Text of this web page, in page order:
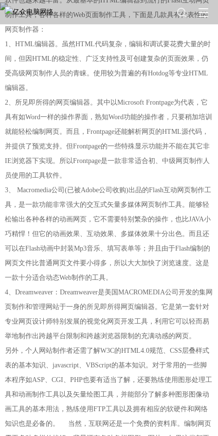
制作工具，各种各样的Web页面制作工具，下面是几款具有代表性的
网页制作器：
1、HTML编辑器。虽然HTML代码复杂，编辑和调试要花费大量的时
间，但因HTML的稳定性、广泛支持性及可创建复杂的页面效果，仍
受高级网页制作人员的青睐。使用较为普遍的有Hotdog等专业HTML
编辑器。
2、所见即所得的网页编辑器。其中以Microsoft Frontpage为代表，它
具有如Word一样的操作界面，熟知Word功能的操作者，只要稍加培训
就能轻松编制网页。而且，Frontpage还能解析网页的HTML源代码，
并提供了预览支持。但Frontpage的一些特殊显示功能并不能在其它非
IE浏览器下实现。所以Frontpage是一款非常适合初、中级网页制作人
员使用的工具软件。
3、 Macromedia公司(已被Adobe公司收购)出品的Flash互动网页制作工
具，是一款功能非常强大的交互式矢量多媒体网页制作工具。能够轻
松输出各种各样的动画网页，它不需要特别繁杂的操作，也比JAVA小
巧精悍！但它的动画效果、互动效果、多媒体效果十分出色。而且还
可以在Flash动画中封装Mp3音乐、填写表单等；并且由于Flash编制的
网页文件比普通网页文件要小得多，所以大大加快了浏览速度。这是
一款十分适合动态Web制作的工具。
4、Dreamweaver：Dreamweaver是美国MACROMEDIA公司开发的集网
页制作和管理网站于一身的所见即所得网页编辑器。它是第一套针对
专业网页设计师特别发展的视觉化网页开发工具，利用它可以轻而易
举地制作出跨越平台限制和跨越浏览器限制的充满动感的网页。
另外，个人网站制作者还需了解W3C的HTML4.0规范、CSS层叠样式
表的基本知识、javascript、VBScript的基本知识。对于常用的一些脚
本程序如ASP、CGI、PHP也要有适当了解，还要熟练使用图形处理工
具和动画制作工具以及矢量绘图工具，并能部分了解多种图形图像动
画工具的基本用法，熟练使用FTP工具以及拥有相应的软硬件和网络
知识也是必备的。 当然，互联网还是一个免费的资料库。编制网页